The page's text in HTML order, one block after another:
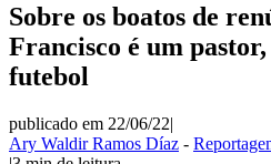
Sobre os boatos de
Francisco é um
futebol
publicado em 22/06/22|
Ary Waldir Ramos Díaz -